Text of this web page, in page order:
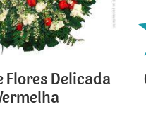
Flores Delicada